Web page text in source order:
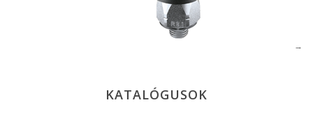
KATALÓGUSOK